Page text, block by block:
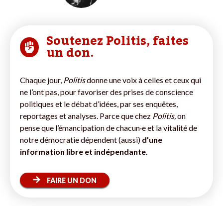
Soutenez Politis, faites
un don.
Chaque jour, Politisdonne une voix à celles et ceux qui
ne l’ont pas, pour favoriser des prises de conscience
politiques et le débat d’idées, par ses enquêtes,
reportages et analyses. Parce que chez Politis, on
pense que l’émancipation de chacun·e et la vitalité de
notre démocratie dépendent (aussi) d’une
information libre et indépendante.
FAIRE UN DON